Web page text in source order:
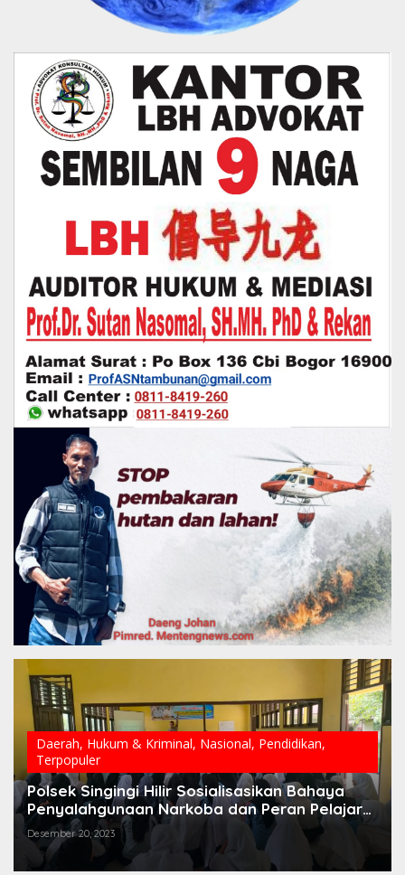
Daerah, Hukum & Kriminal, Nasional, Pendidikan,
Terpopuler
Polsek Singingi Hilir Sosialisasikan Bahaya
Penyalahgunaan Narkoba dan Peran Pelajar
Guna Sukseskan Pemilu 2024
Desember 20, 2023